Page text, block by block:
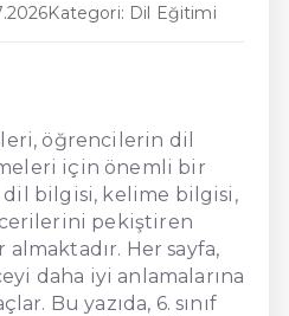
Kategori: Dil Eğitimi
öğrencilerin dil
için önemli bir
dil bilgisi, kelime bilgisi,
pekiştiren
Her sayfa,
daha iyi anlamalarına
Bu yazıda, 6. sınıf